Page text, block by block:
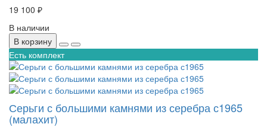
19 100 ₽
В наличии
В корзину
Есть комплект
Серьги с большими камнями из серебра с1965
(малахит)